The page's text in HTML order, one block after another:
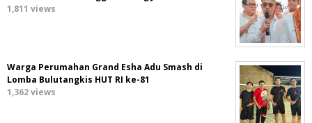
1,811 views
Warga Perumahan Grand Esha Adu Smash di
Lomba Bulutangkis HUT RI ke-81
1,362 views